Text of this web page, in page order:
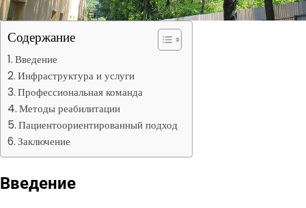
Содержание
Введение
Инфраструктура и услуги
Профессиональная команда
Методы реабилитации
Пациентоориентированный подход
Заключение
Введение